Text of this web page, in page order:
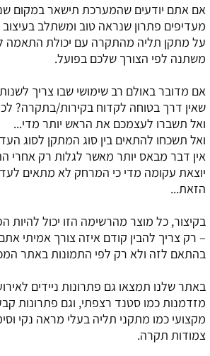
אם אתם יודעים שהמערכת תישאר במקום
מעדיפים פתרון שנראה טוב ומשתלב
על מתקן תליה מהתקרה עם יכולת התאמה
משתנה לפי הצורך שלכם בפועל.
אם מדובר באולם רב שימושי שבו צריך
שאין דרך בטוחה לקדוח בקירות/בתקרה?
ואל תשברו לעצמכם את הראש יותר מדי...
ואל תשכחו להתאים בין סוג המתקן לסוג
אין דבר מבאס יותר מאשר לגלות רק אחרי
יוצאת עקומה מדי כי המרחק לא מתאים
הזאת...
בקיצור, כל מוצר מהרשימה הזו יכול להיות
– רק צריך להבין קודם איזה צורך אמיתי
בהתאם לזה ולא רק לפי התמונות באתר
באתר שלנו תמצאו גם פתרונות ניידים
מזדמנות כמו סטנד רצפתי, וגם פתרונות
מקצועי כמו מתקני תליה בעלי מראה נקי
צמודות תקרה.